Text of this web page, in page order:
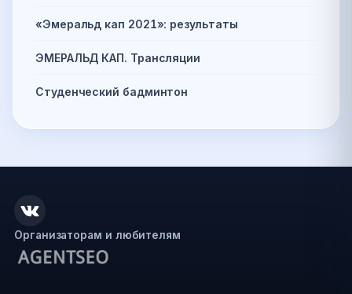
«Эмеральд кап 2021»: результаты
ЭМЕРАЛЬД КАП. Трансляции
Студенческий бадминтон
Организаторам и любителям